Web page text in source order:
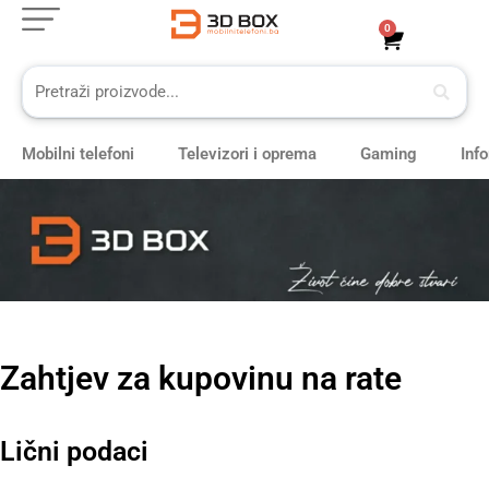
Skip
content
0
Cart
Mobilni telefoni Televizori i oprema Gaming
Zahtjev za kupovinu na rate
Lični podaci